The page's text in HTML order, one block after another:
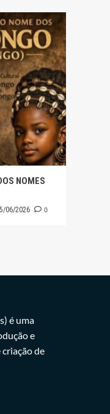
NOMES
06/2026 0
é uma
e
de